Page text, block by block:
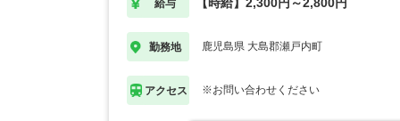
給与
勤務地 鹿児島県 大島郡瀬戸内町
アクセス ※お問い合わせください